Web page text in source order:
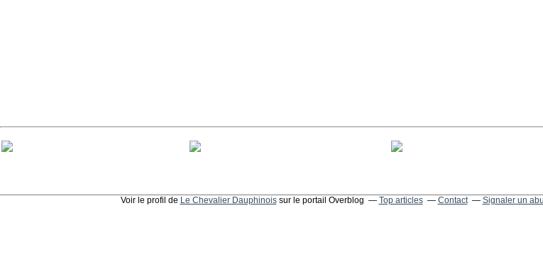
Voir le profil de Le Chevalier Dauphinoissur le portail Overblog Top articles Contact Signaler un